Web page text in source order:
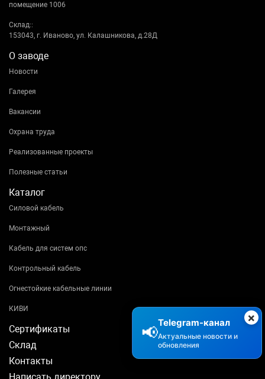
помещение 1006
Склад::
153043, г. Иваново, ул. Калашникова, д.28Д
О заводе
Новости
Галерея
Вакансии
Охрана труда
Реализованные проекты
Полезные статьи
Каталог
Силовой кабель
Монтажный
Кабель для систем опс
Контрольный кабель
Огнестойкие кабельные линии
КИВИ
Сертификаты
Склад
Контакты
×
📢
Telegram-канал
Актуальные новости и
обновления